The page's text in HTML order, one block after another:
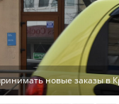
новые заказы в